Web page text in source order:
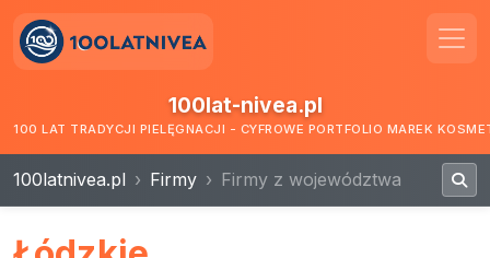
100lat-nivea.pl
100 LAT TRADYCJI PIELĘGNACJI - CYFROWE PORTFOLIO MAREK
100latnivea.pl Firmy Firmy z województwa